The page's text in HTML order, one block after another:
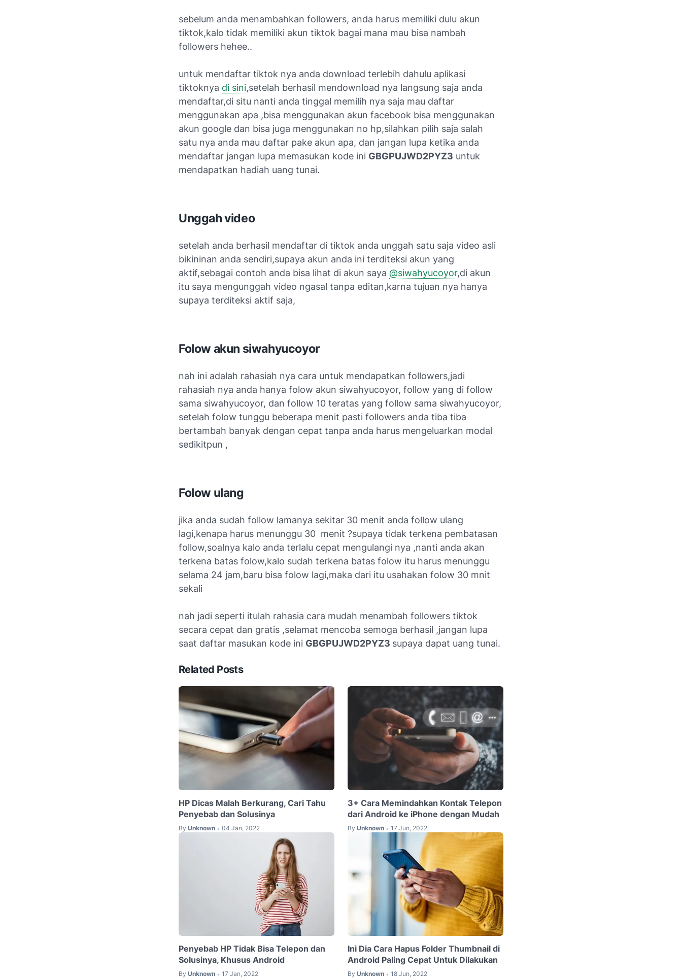
sebelum anda menambahkan followers, anda harus memiliki dulu akun
tiktok,kalo tidak memiliki akun tiktok bagai mana mau bisa nambah
followers hehee..
untuk mendaftar tiktok nya anda download terlebih dahulu aplikasi
tiktoknya di sini,setelah berhasil mendownload nya langsung saja anda
mendaftar,di situ nanti anda tinggal memilih nya saja mau daftar
menggunakan apa ,bisa menggunakan akun facebook bisa menggunakan
akun google dan bisa juga menggunakan no hp,silahkan pilih saja salah
satu nya anda mau daftar pake akun apa, dan jangan lupa ketika anda
mendaftar jangan lupa memasukan kode ini GBGPUJWD2PYZ3 untuk
mendapatkan hadiah uang tunai.
Unggah video
setelah anda berhasil mendaftar di tiktok anda unggah satu saja video asli
bikininan anda sendiri,supaya akun anda ini terditeksi akun yang
aktif,sebagai contoh anda bisa lihat di akun saya @siwahyucoyor,di akun
itu saya mengunggah video ngasal tanpa editan,karna tujuan nya hanya
supaya terditeksi aktif saja,
Folow akun siwahyucoyor
nah ini adalah rahasiah nya cara untuk mendapatkan followers,jadi
rahasiah nya anda hanya folow akun siwahyucoyor, follow yang di follow
sama siwahyucoyor, dan follow 10 teratas yang follow sama siwahyucoyor,
setelah folow tunggu beberapa menit pasti followers anda tiba tiba
bertambah banyak dengan cepat tanpa anda harus mengeluarkan modal
sedikitpun ,
Folow ulang
jika anda sudah follow lamanya sekitar 30 menit anda follow ulang
lagi,kenapa harus menunggu 30 menit ?supaya tidak terkena pembatasan
follow,soalnya kalo anda terlalu cepat mengulangi nya ,nanti anda akan
terkena batas folow,kalo sudah terkena batas folow itu harus menunggu
selama 24 jam,baru bisa folow lagi,maka dari itu usahakan folow 30 mnit
sekali
nah jadi seperti itulah rahasia cara mudah menambah followers tiktok
secara cepat dan gratis ,selamat mencoba semoga berhasil ,jangan lupa
saat daftar masukan kode ini GBGPUJWD2PYZ3 supaya dapat uang tunai.
Related Posts
HP Dicas Malah Berkurang, Cari Tahu
Penyebab dan Solusinya
By Unknown • 04 Jan, 2022
3+ Cara Memindahkan Kontak Telepon
dari Android ke iPhone dengan Mudah
By Unknown • 17 Jun, 2022
Penyebab HP Tidak Bisa Telepon dan
Solusinya, Khusus Android
By Unknown • 17 Jan, 2022
Ini Dia Cara Hapus Folder Thumbnail di
Android Paling Cepat Untuk Dilakukan
By Unknown • 18 Jun, 2022